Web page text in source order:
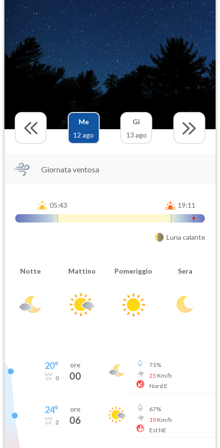
Me
12 ago
Gi
13 ago
Giornata ventosa
05:43 19:11
Luna calante
Notte Mattino Pomeriggio Sera
20°
0
ore
00
71%
25 Km/h
Nord E
24°
2
ore
06
67%
19Km/h
Est NE